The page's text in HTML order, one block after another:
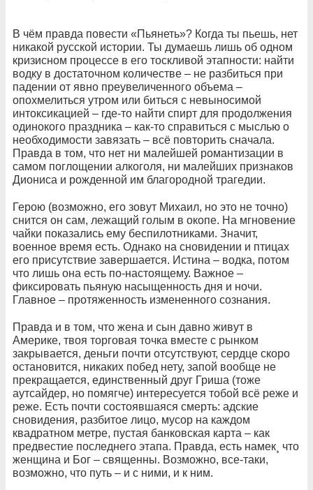
В чём правда повести «Пьянеть»? Когда ты пьешь, нет
никакой русской истории. Ты думаешь лишь об одном
кризисном процессе в его тоскливой этапности: найти
водку в достаточном количестве – не разбиться при
падении от явно преувеличенного объема –
опохмелиться утром или биться с невыносимой
интоксикацией – где-то найти спирт для продолжения
одинокого праздника – как-то справиться с мыслью о
необходимости завязать – всё повторить сначала.
Правда в том, что нет ни малейшей романтизации в
самом поглощении алкоголя, ни малейших признаков
Диониса и рожденной им благородной трагедии.
Герою (возможно, его зовут Михаил, но это не точно)
снится он сам, лежащий голым в окопе. На мгновение
чайки показались ему беспилотниками. Значит,
военное время есть. Однако на сновидении и птицах
его присутствие завершается. Истина – водка, потом
что лишь она есть по-настоящему. Важное –
фиксировать пьяную насыщенность дня и ночи.
Главное – протяженность измененного сознания.
Правда и в том, что жена и сын давно живут в
Америке, твоя торговая точка вместе с рынком
закрывается, деньги почти отсутствуют, сердце скоро
остановится, никаких побед нету, запой вообще не
прекращается, единственный друг Гриша (тоже
аутсайдер, но помягче) интересуется тобой всё реже и
реже. Есть почти состоявшаяся смерть: адские
сновидения, разбитое лицо, мусор на каждом
квадратном метре, пустая банковская карта – как
предвестие последнего этапа. Правда, есть намек¸ что
женщина и Бог – священны. Возможно, все-таки,
возможно, что путь – и с ними, и к ним.